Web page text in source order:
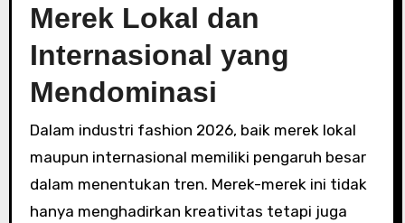
Merek Lokal dan
Internasional yang
Mendominasi
Dalam industri fashion 2026, baik merek lokal
maupun internasional memiliki pengaruh besar
dalam menentukan tren. Merek-merek ini tidak
hanya menghadirkan kreativitas tetapi juga